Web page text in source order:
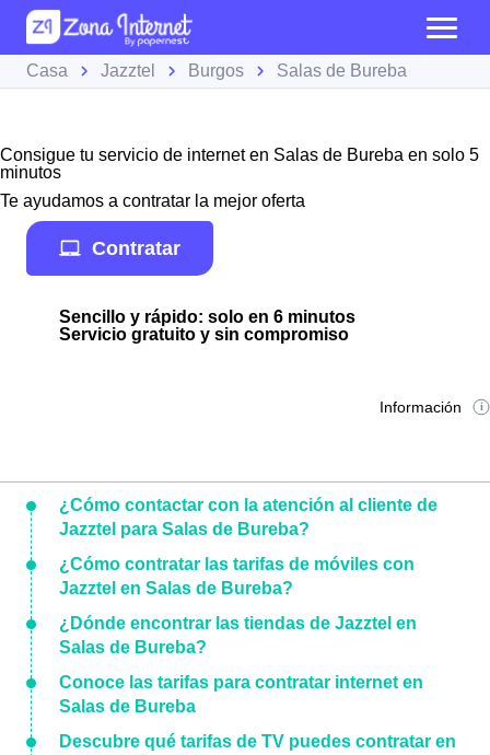
Casa Jazztel Burgos Salas de Bureba
Consigue tu servicio de internet en Salas de Bureba en solo 5
minutos
Te ayudamos a contratar la mejor oferta
Contratar
Sencillo y rápido: solo en 6 minutos
Servicio gratuito y sin compromiso
Información
¿Cómo contactar con la atención al cliente de
Jazztel para Salas de Bureba?
¿Cómo contratar las tarifas de móviles con
Jazztel en Salas de Bureba?
¿Dónde encontrar las tiendas de Jazztel en
Salas de Bureba?
Conoce las tarifas para contratar internet en
Salas de Bureba
Descubre qué tarifas de TV puedes contratar en